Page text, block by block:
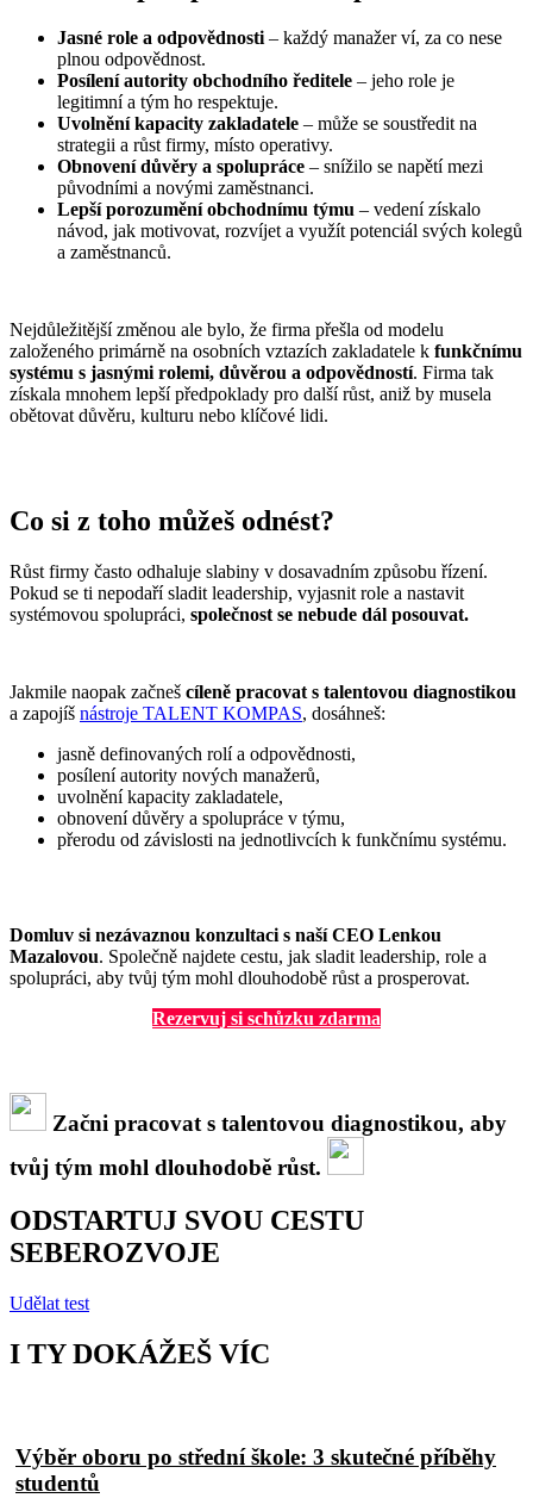
Jasné role a odpovědnosti – každý manažer ví, za co nese
plnou odpovědnost.
Posílení autority obchodního ředitele – jeho role je
legitimní a tým ho respektuje.
Uvolnění kapacity zakladatele – může se soustředit na
strategii a růst firmy, místo operativy.
Obnovení důvěry a spolupráce – snížilo se napětí mezi
původními a novými zaměstnanci.
Lepší porozumění obchodnímu týmu – vedení získalo
návod, jak motivovat, rozvíjet a využít potenciál svých kolegů
a zaměstnanců.
Nejdůležitější změnou ale bylo, že firma přešla od modelu
založeného primárně na osobních vztazích zakladatele k funkčnímu
systému s jasnými rolemi, důvěrou a odpovědností. Firma tak
získala mnohem lepší předpoklady pro další růst, aniž by musela
obětovat důvěru, kulturu nebo klíčové lidi.
Co si z toho můžeš odnést?
Růst firmy často odhaluje slabiny v dosavadním způsobu řízení.
Pokud se ti nepodaří sladit leadership, vyjasnit role a nastavit
systémovou spolupráci, společnost se nebude dál posouvat.
Jakmile naopak začneš cíleně pracovat s talentovou diagnostikou
a zapojíš nástroje TALENT KOMPAS, dosáhneš:
jasně definovaných rolí a odpovědnosti,
posílení autority nových manažerů,
uvolnění kapacity zakladatele,
obnovení důvěry a spolupráce v týmu,
přerodu od závislosti na jednotlivcích k funkčnímu systému.
Domluv si nezávaznou konzultaci s naší CEO Lenkou
Mazalovou. Společně najdete cestu, jak sladit leadership, role a
spolupráci, aby tvůj tým mohl dlouhodobě růst a prosperovat.
Rezervuj si schůzku zdarma
Začni pracovat s talentovou diagnostikou, aby
tvůj tým mohl dlouhodobě růst.
ODSTARTUJ SVOU CESTU
SEBEROZVOJE
Udělat test
I TY DOKÁŽEŠ VÍC
Výběr oboru po střední škole: 3 skutečné příběhy
studentů